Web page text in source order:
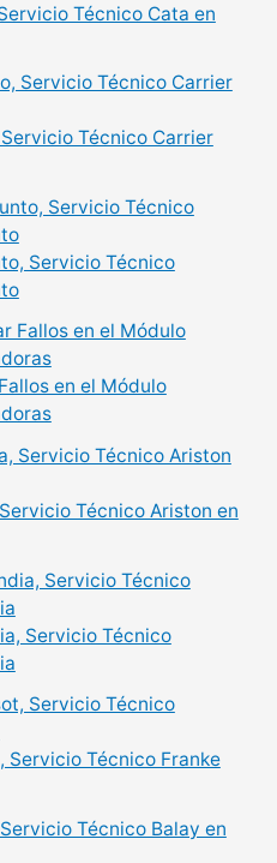
Técnico Cata en
Técnico Carrier
Servicio Técnico
en el Módulo
Técnico Ariston en
Servicio Técnico
Servicio Técnico Franke